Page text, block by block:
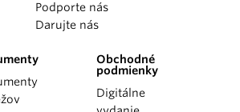
Podporte nás
Darujte nás
Obchodné
podmienky
Digitálne